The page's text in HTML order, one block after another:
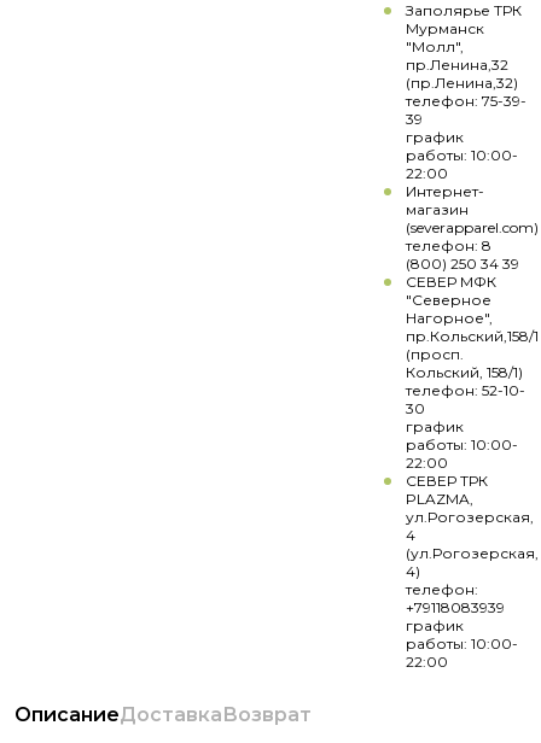
Заполярье ТРК
Мурманск
"Молл",
пр.Ленина,32
(пр.Ленина,32)
телефон: 75-39-
39
график
работы: 10:00-
22:00
Интернет-
магазин
(severapparel.com)
телефон: 8
(800) 250 34 39
СЕВЕР МФК
"Северное
Нагорное",
пр.Кольский,158/1
(просп.
Кольский, 158/1)
телефон: 52-10-
30
график
работы: 10:00-
22:00
СЕВЕР ТРК
PLAZMA,
ул.Рогозерская,
4
(ул.Рогозерская,
4)
телефон:
+79118083939
график
работы: 10:00-
22:00
ОписаниеДоставкаВозврат